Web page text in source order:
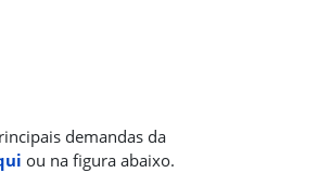
demandas da
ou na figura abaixo.